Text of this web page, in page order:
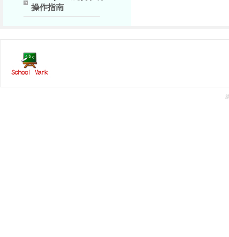
操作指南